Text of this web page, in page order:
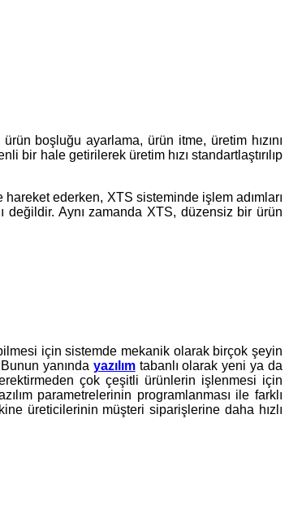
boşluğu ayarlama, ürün itme, üretim hızını
bir hale getirilerek üretim hızı standartlaştırılıp
ederken, XTS sisteminde işlem adımları
değildir. Aynı zamanda XTS, düzensiz bir ürün
için sistemde mekanik olarak birçok şeyin
yanında yazılımtabanlı olarak yeni ya da
çok çeşitli ürünlerin işlenmesi için
parametrelerinin programlanması ile farklı
üreticilerinin müşteri siparişlerine daha hızlı